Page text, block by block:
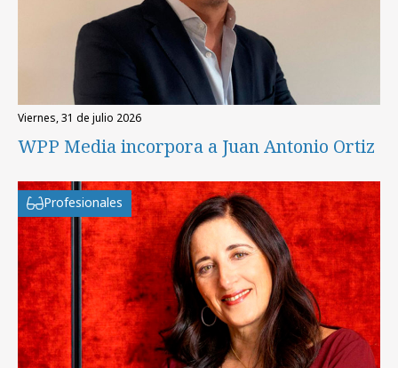
viernes, 31 de julio 2026
WPP Media incorpora a Juan Antonio Ortiz
Profesionales